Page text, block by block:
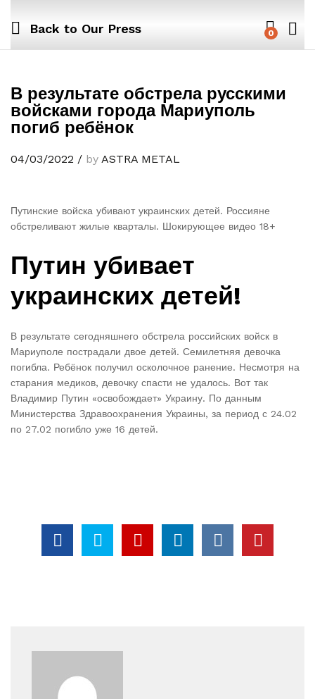
Back to Our Press 0
В результате обстрела русскими
войсками города Мариуполь
погиб ребёнок
04/03/2022 / by ASTRA METAL
Путинские войска убивают украинских детей. Россияне
обстреливают жилые кварталы. Шокирующее видео 18+
Путин убивает
украинских детей!
В результате сегодняшнего обстрела российских войск в
Мариуполе пострадали двое детей. Семилетняя девочка
погибла. Ребёнок получил осколочное ранение. Несмотря на
старания медиков, девочку спасти не удалось. Вот так
Владимир Путин «освобождает» Украину. По данным
Министерства Здравоохранения Украины, за период с 24.02
по 27.02 погибло уже 16 детей.